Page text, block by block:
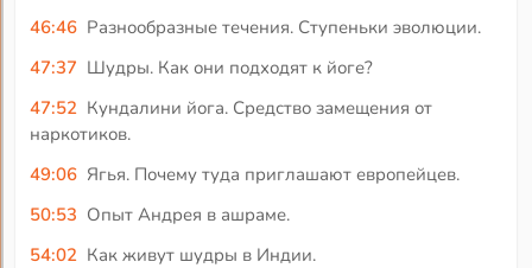
46:46 Разнообразные течения. Ступеньки эволюции.
47:37 Шудры. Как они подходят к йоге?
47:52 Кундалини йога. Средство замещения от
наркотиков.
49:06 Ягья. Почему туда приглашают европейцев.
50:53 Опыт Андрея в ашраме.
54:02 Как живут шудры в Индии.